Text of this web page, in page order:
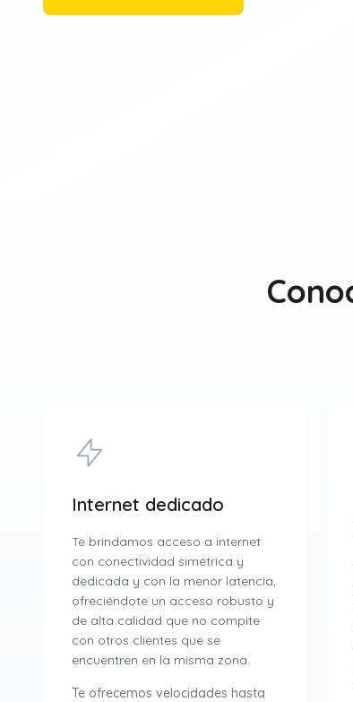
Internet dedicado
Te brindamos acceso a internet
con conectividad simétrica y
dedicada y con la menor latencia,
ofreciéndote un acceso robusto y
de alta calidad que no compite
con otros clientes que se
encuentren en la misma zona.
Te ofrecemos velocidades hasta